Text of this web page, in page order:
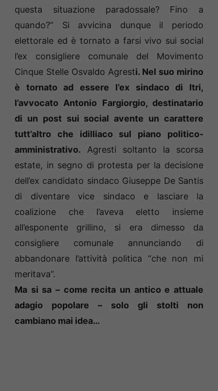
questa situazione paradossale? Fino a
quando?” Si avvicina dunque il periodo
elettorale ed è tornato a farsi vivo sui social
l’ex consigliere comunale del Movimento
Cinque Stelle Osvaldo Agresti. Nel suo mirino
è tornato ad essere l’ex sindaco di Itri,
l’avvocato Antonio Fargiorgio, destinatario
di un post sui social avente un carattere
tutt’altro che idilliaco sul piano politico-
amministrativo. Agresti soltanto la scorsa
estate, in segno di protesta per la decisione
dell’ex candidato sindaco Giuseppe De Santis
di diventare vice sindaco e lasciare la
coalizione che l’aveva eletto insieme
all’esponente grillino, si era dimesso da
consigliere comunale annunciando di
abbandonare l’attività politica “che non mi
meritava”.
Ma si sa – come recita un antico e attuale
adagio popolare – solo gli stolti non
cambiano mai idea…